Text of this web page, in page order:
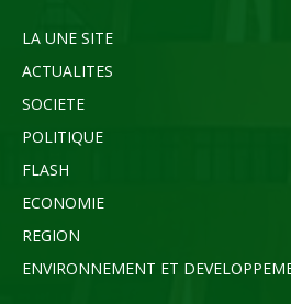
LA UNE SITE
ACTUALITES
SOCIETE
POLITIQUE
FLASH
ECONOMIE
REGION
ENVIRONNEMENT ET